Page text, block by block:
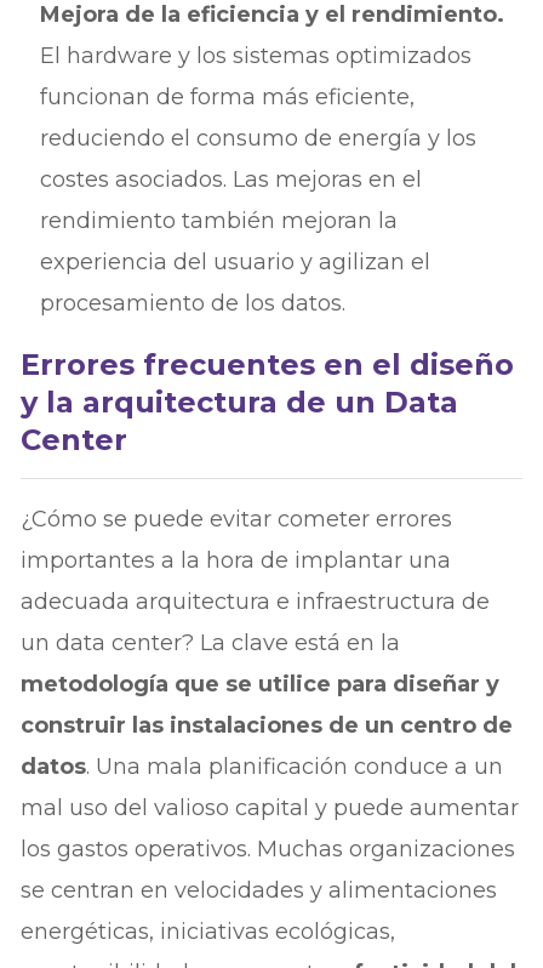
Mejora de la eficiencia y el rendimiento.
El hardware y los sistemas optimizados
funcionan de forma más eficiente,
reduciendo el consumo de energía y los
costes asociados. Las mejoras en el
rendimiento también mejoran la
experiencia del usuario y agilizan el
procesamiento de los datos.
Errores frecuentes en el diseño
y la arquitectura de un Data
Center
¿Cómo se puede evitar cometer errores
importantes a la hora de implantar una
adecuada arquitectura e infraestructura de
un data center? La clave está en la
metodología que se utilice para diseñar y
construir las instalaciones de un centro de
datos. Una mala planificación conduce a un
mal uso del valioso capital y puede aumentar
los gastos operativos. Muchas organizaciones
se centran en velocidades y alimentaciones
energéticas, iniciativas ecológicas,